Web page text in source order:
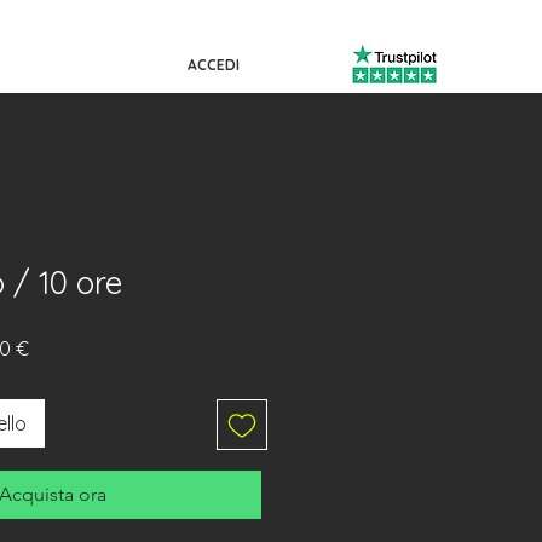
ACCEDI
/ 10 ore
€Prezzo
Acquista ora